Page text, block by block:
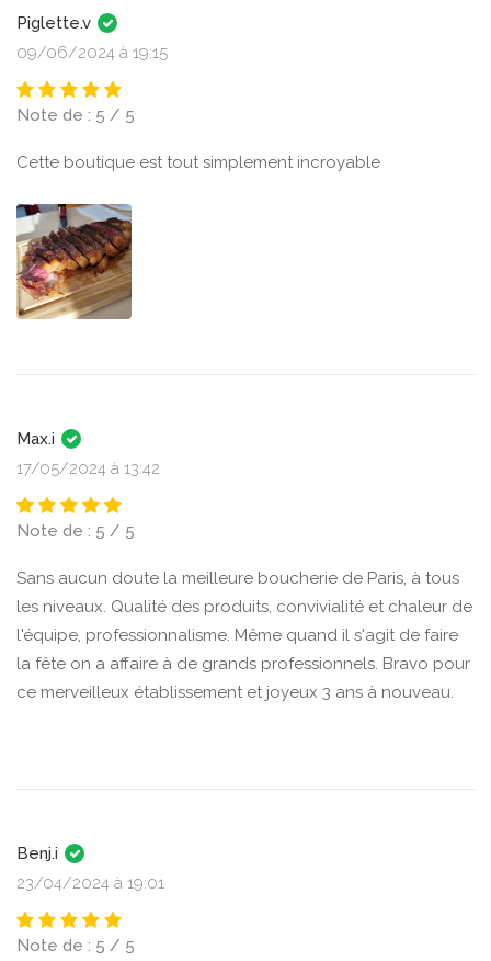
Piglette.v
09/06/2024 à 19:15
Note de : 5 / 5
Cette boutique est tout simplement incroyable
Max.i
17/05/2024 à 13:42
Note de : 5 / 5
Sans aucun doute la meilleure boucherie de Paris, à tous
les niveaux. Qualité des produits, convivialité et chaleur de
l'équipe, professionnalisme. Même quand il s'agit de faire
la fête on a affaire à de grands professionnels. Bravo pour
ce merveilleux établissement et joyeux 3 ans à nouveau.
Benj.i
23/04/2024 à 19:01
Note de : 5 / 5